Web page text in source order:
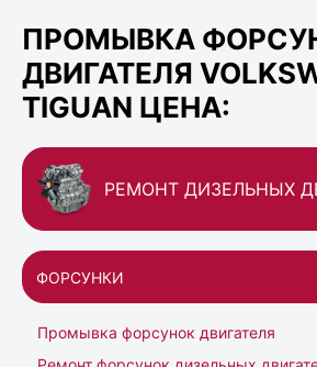
ПРОМЫВКА
ДВИГАТЕЛЯ
TIGUAN ЦЕНА:
РЕМОНТ ДИЗЕЛЬНЫХ
ФОРСУНКИ
Промывка форсунок двигателя